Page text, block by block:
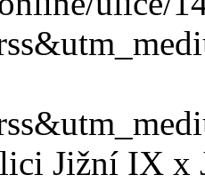
Jižní IX x